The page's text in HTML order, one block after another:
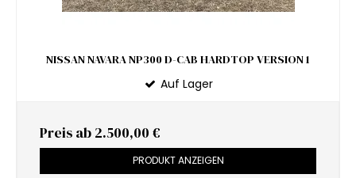
NISSAN NAVARA NP300 D-CAB HARDTOP VERSION 1
Auf Lager
Preis ab 2.500,00 €
PRODUKT ANZEIGEN